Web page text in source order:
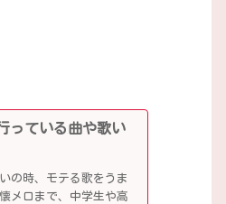
っている曲や歌い
の時、モテる歌をうま
メロまで、中学生や高